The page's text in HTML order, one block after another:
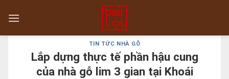
TIN TỨC NHÀ GỖ
Lắp dựng thực tế phần hậu cung
của nhà gỗ lim 3 gian tại Khoái